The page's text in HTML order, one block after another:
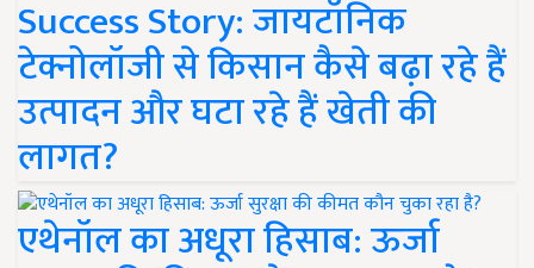
Success Story: जायटॉनिक
टेक्नोलॉजी से किसान कैसे बढ़ा रहे हैं
उत्पादन और घटा रहे हैं खेती की
लागत?
एथेनॉल का अधूरा हिसाब: ऊर्जा